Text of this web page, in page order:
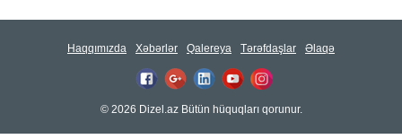
Haqqımızda Xəbərlər Qalereya Tərəfdaşlar Əlaqə
© 2026 Dizel.az Bütün hüquqları qorunur.